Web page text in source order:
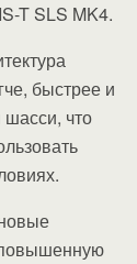
T SLS MK4.
быстрее и
что